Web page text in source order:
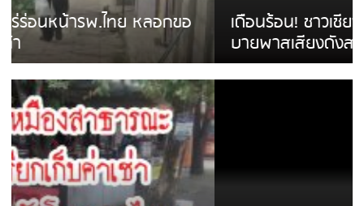
เดือนร้อน! ชาวเชียงรายบ่นรถ Isuzu สีขาวซิ่ง
บายพาสเสียงดังสร้างความรำคาญ